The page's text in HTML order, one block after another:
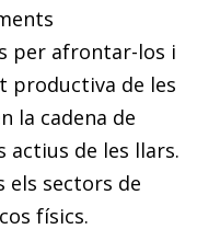
per afrontar-los i
productiva de les
la cadena de
de les llars.
els sectors de
físics.